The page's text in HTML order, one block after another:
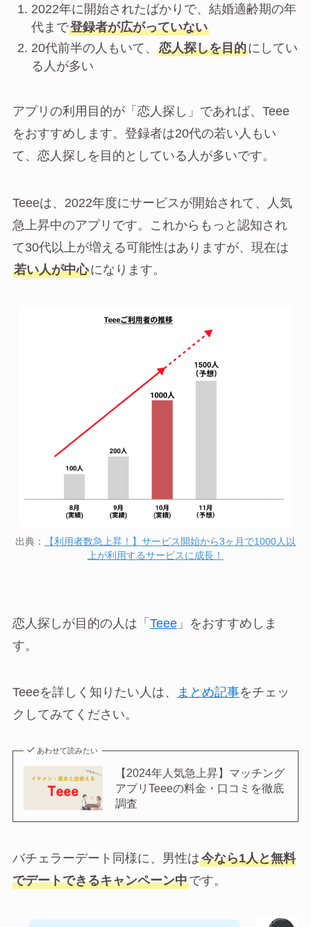
2022年に開始されたばかりで、結婚適齢期の年
代まで登録者が広がっていない
20代前半の人もいて、 恋人探しを目的にしてい
る人が多い
アプリの利用目的が「恋人探し」であれば、Teee
をおすすめします。登録者は20代の若い人もい
て、恋人探しを目的としている人が多いです。
Teeeは、2022年度にサービスが開始されて、人気
急上昇中のアプリです。これからもっと認知され
て30代以上が増える可能性はありますが、現在は
若い人が中心になります。
出典：
【利用者数急上昇！】サービス開始から3ヶ月で1000人以
上が利用するサービスに成長！
恋人探しが目的の人は「 Teee」をおすすめしま
す。
Teeeを詳しく知りたい人は、 まとめ記事をチェッ
クしてみてください。
あわせて読みたい
【2024年人気急上昇】マッチング
アプリTeeeの料金・口コミを徹底
調査
バチェラーデート同様に、男性は今なら1人と無料
でデートできるキャンペーン中です。